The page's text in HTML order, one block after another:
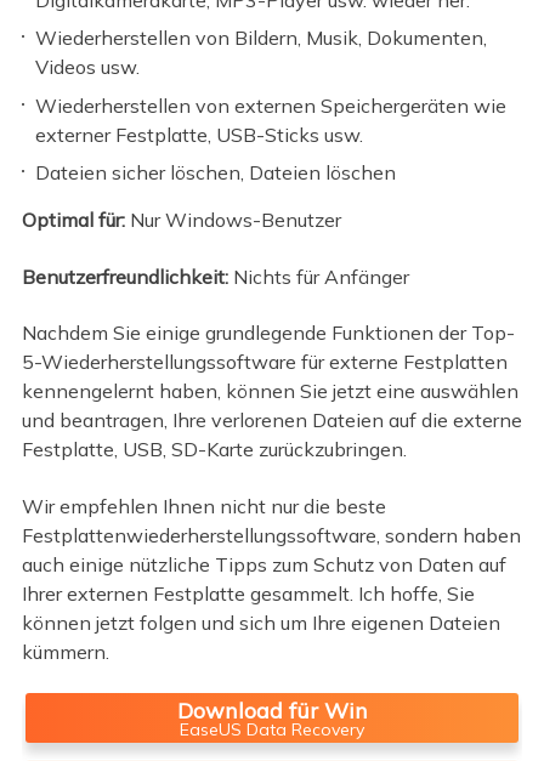
Wiederherstellen von Bildern, Musik, Dokumenten,
Videos usw.
Wiederherstellen von externen Speichergeräten wie
externer Festplatte, USB-Sticks usw.
Dateien sicher löschen, Dateien löschen
Optimal für:Nur Windows-Benutzer
Benutzerfreundlichkeit:Nichts für Anfänger
Nachdem Sie einige grundlegende Funktionen der Top-
5-Wiederherstellungssoftware für externe Festplatten
kennengelernt haben, können Sie jetzt eine auswählen
und beantragen, Ihre verlorenen Dateien auf die externe
Festplatte, USB, SD-Karte zurückzubringen.
Wir empfehlen Ihnen nicht nur die beste
Festplattenwiederherstellungssoftware, sondern haben
auch einige nützliche Tipps zum Schutz von Daten auf
Ihrer externen Festplatte gesammelt. Ich hoffe, Sie
können jetzt folgen und sich um Ihre eigenen Dateien
kümmern.
Download für Win
EaseUS Data Recovery